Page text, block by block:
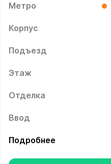
Метро
Корпус
Подъезд
Этаж
Отделка
Ввод
Подробнее